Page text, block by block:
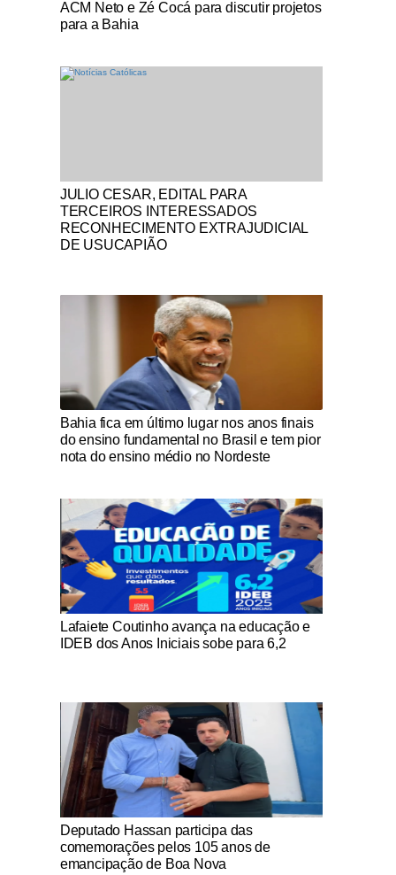
ACM Neto e Zé Cocá para discutir projetos
para a Bahia
Notícias Católicas
JULIO CESAR, EDITAL PARA
TERCEIROS INTERESSADOS
RECONHECIMENTO EXTRAJUDICIAL
DE USUCAPIÃO
Notícias Católicas
Bahia fica em último lugar nos anos finais
do ensino fundamental no Brasil e tem pior
nota do ensino médio no Nordeste
Notícias Católicas
Lafaiete Coutinho avança na educação e
IDEB dos Anos Iniciais sobe para 6,2
Notícias Católicas
Deputado Hassan participa das
comemorações pelos 105 anos de
emancipação de Boa Nova